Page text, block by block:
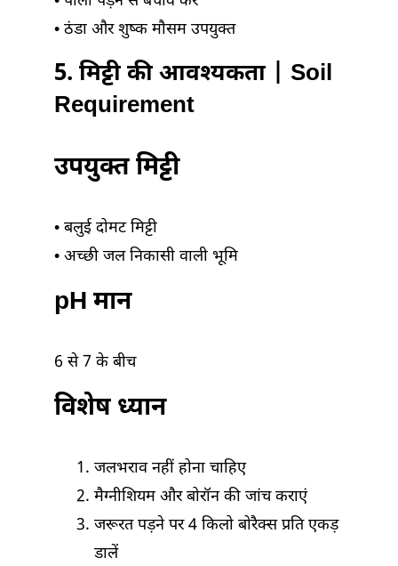
• ठंडा और शुष्क मौसम उपयुक्त
5. मिट्टी की आवश्यकता | Soil
Requirement
उपयुक्त मिट्टी
• बलुई दोमट मिट्टी
• अच्छी जल निकासी वाली भूमि
pH मान
6 से 7 के बीच
विशेष ध्यान
जलभराव नहीं होना चाहिए
मैग्नीशियम और बोरॉन की जांच कराएं
जरूरत पड़ने पर 4 किलो बोरैक्स प्रति एकड़
डालें